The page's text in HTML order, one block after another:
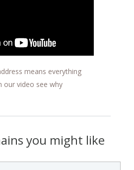
means everything
our video see why
you might like